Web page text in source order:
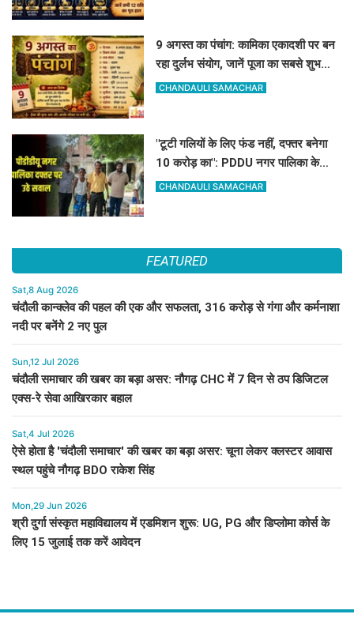
9 अगस्त का पंचांग: कामिका एकादशी पर बन
रहा दुर्लभ संयोग, जानें पूजा का सबसे शुभ
मुहूर्त और राहुकाल
CHANDAULI SAMACHAR
"टूटी गलियों के लिए फंड नहीं, दफ्तर बनेगा
10 करोड़ का": PDDU नगर पालिका के
प्लान पर बोले-संतोष पाठक
CHANDAULI SAMACHAR
FEATURED
Sat,8 Aug 2026
चंदौली कान्क्लेव की पहल की एक और सफलता, 316 करोड़ से गंगा और कर्मनाशा
नदी पर बनेंगे 2 नए पुल
Sun,12 Jul 2026
चंदौली समाचार की खबर का बड़ा असर: नौगढ़ CHC में 7 दिन से ठप डिजिटल
एक्स-रे सेवा आखिरकार बहाल
Sat,4 Jul 2026
ऐसे होता है 'चंदौली समाचार' की खबर का बड़ा असर: चूना लेकर क्लस्टर आवास
स्थल पहुंचे नौगढ़ BDO राकेश सिंह
Mon,29 Jun 2026
श्री दुर्गा संस्कृत महाविद्यालय में एडमिशन शुरू: UG, PG और डिप्लोमा कोर्स के
लिए 15 जुलाई तक करें आवेदन